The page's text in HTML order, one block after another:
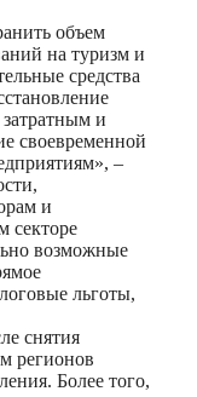
объем
на туризм и
средства
затратным и
своевременной
–
и
секторе
возможные
льготы,
снятия
регионов
Более того,